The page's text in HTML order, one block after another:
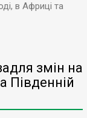
в Африці та
змін на
Південній